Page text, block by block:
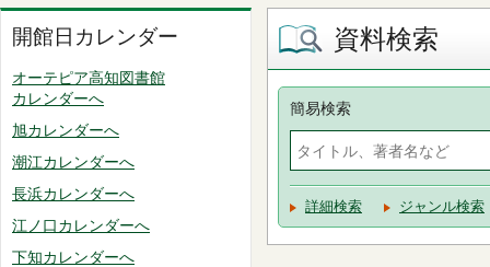
開館日カレンダー
オーテピア高知図書館
カレンダーへ
旭カレンダーへ
潮江カレンダーへ
長浜カレンダーへ
江ノ口カレンダーへ
下知カレンダーへ
資料検索
簡易検索
詳細検索 ジャンル検索